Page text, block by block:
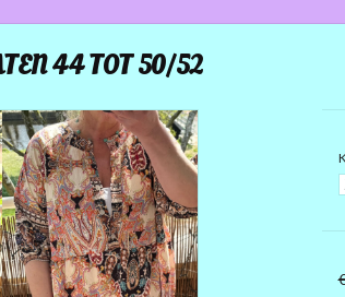
44 TOT 50/52